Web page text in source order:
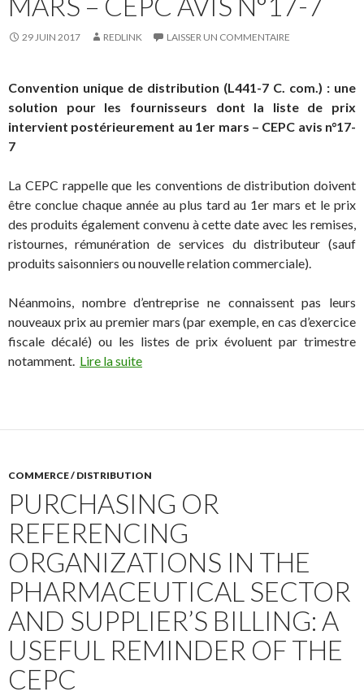
29 JUIN 2017 REDLINK LAISSER UN COMMENTAIRE
Convention unique de distribution (L441-7 C. com.) : une
solution pour les fournisseurs dont la liste de prix
intervient postérieurement au 1er mars – CEPC avis n°17-
7
La CEPC rappelle que les conventions de distribution doivent
être conclue chaque année au plus tard au 1er mars et le prix
des produits également convenu à cette date avec les remises,
ristournes, rémunération de services du distributeur (sauf
produits saisonniers ou nouvelle relation commerciale).
Néanmoins, nombre d’entreprise ne connaissent pas leurs
nouveaux prix au premier mars (par exemple, en cas d’exercice
fiscale décalé) ou les listes de prix évoluent par trimestre
notamment. Lire la suite
COMMERCE / DISTRIBUTION
PURCHASING OR
REFERENCING
ORGANIZATIONS IN THE
PHARMACEUTICAL SECTOR
AND SUPPLIER’S BILLING: A
USEFUL REMINDER OF THE
CEPC